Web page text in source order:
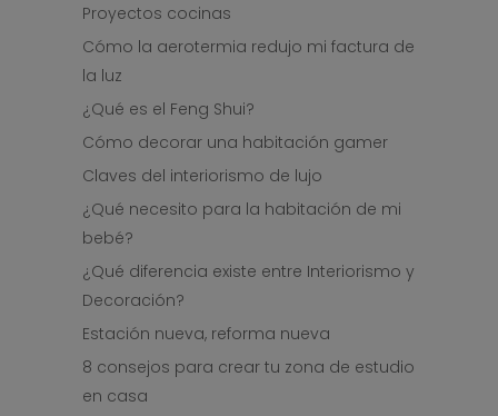
Proyectos cocinas
Cómo la aerotermia redujo mi factura de
la luz
¿Qué es el Feng Shui?
Cómo decorar una habitación gamer
Claves del interiorismo de lujo
¿Qué necesito para la habitación de mi
bebé?
¿Qué diferencia existe entre Interiorismo y
Decoración?
Estación nueva, reforma nueva
8 consejos para crear tu zona de estudio
en casa